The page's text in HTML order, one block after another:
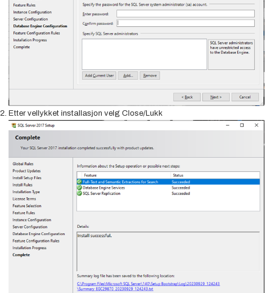
Etter vellykket installasjon velg Close/Lukk